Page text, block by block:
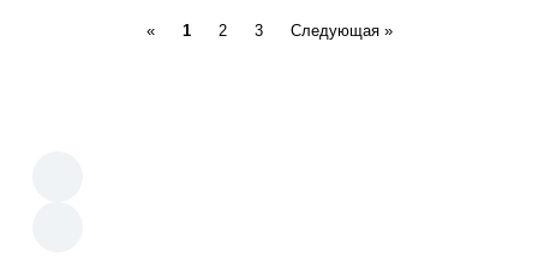
«Previous
1 2 3 Следующая »Next